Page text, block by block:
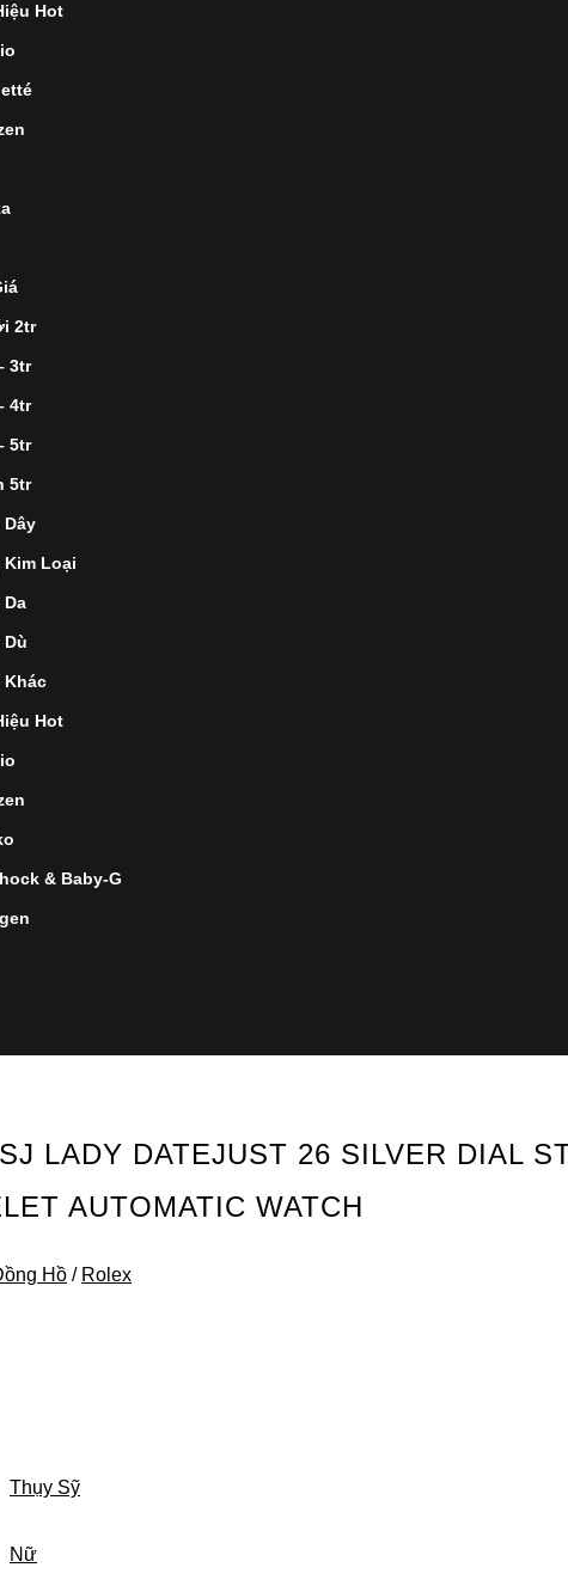
Hot
2tr
3tr
4tr
5tr
5tr
Dây
Kim Loại
Da
Dù
Khác
Hot
& Baby-G
LADY DATEJUST 26 SILVER DIAL
AUTOMATIC WATCH
Hồ / Rolex
Thụy Sỹ
Nữ